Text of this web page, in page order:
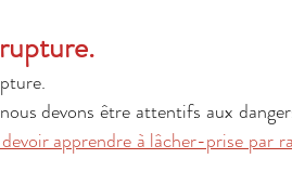
devons être attentifs aux
apprendre à lâcher-prise par